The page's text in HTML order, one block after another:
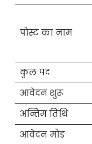
पोस्ट का नाम
कुल पद
आवेदन शुरू
अन्तिम तिथि
आवेदन मोड